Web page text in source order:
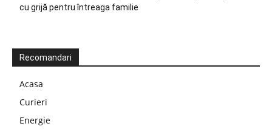
cu grijă pentru întreaga familie
Recomandari
Acasa
Curieri
Energie